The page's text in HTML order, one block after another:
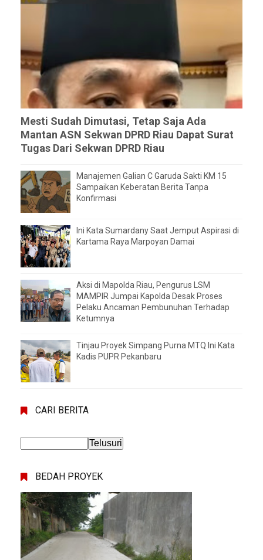
Mesti Sudah Dimutasi, Tetap Saja Ada
Mantan ASN Sekwan DPRD Riau Dapat Surat
Tugas Dari Sekwan DPRD Riau
Manajemen Galian C Garuda Sakti KM 15
Sampaikan Keberatan Berita Tanpa
Konfirmasi
Ini Kata Sumardany Saat Jemput Aspirasi di
Kartama Raya Marpoyan Damai
Aksi di Mapolda Riau, Pengurus LSM
MAMPIR Jumpai Kapolda Desak Proses
Pelaku Ancaman Pembunuhan Terhadap
Ketumnya
Tinjau Proyek Simpang Purna MTQ Ini Kata
Kadis PUPR Pekanbaru
CARI BERITA
BEDAH PROYEK